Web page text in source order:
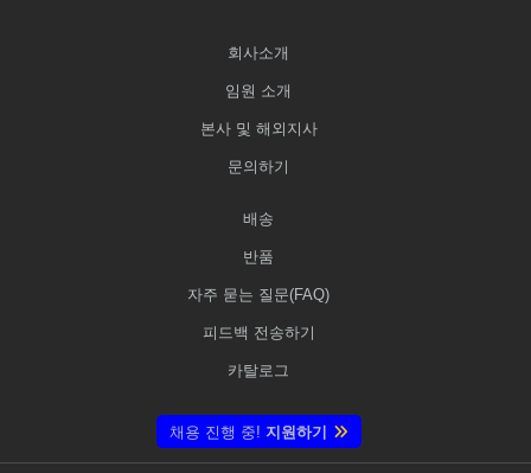
회사소개
임원 소개
본사 및 해외지사
문의하기
배송
반품
자주 묻는 질문(FAQ)
피드백 전송하기
카탈로그
채용 진행 중! 지원하기